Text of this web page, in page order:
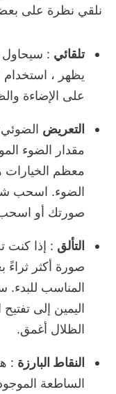
نلقي نظرة على
تلقائي
يظهر ، استخدام
على الإضاءة
التعريض
مقدار الضوء
معظم الخيارات
الضوء. اسحب
صورتك أو اسحب
التألق : إذا كنت
صورة أكثر ثراءً
المناسب للبدء.
اليمين إلى
الظلال أغمق.
النقاط البارزة :
الساطعة